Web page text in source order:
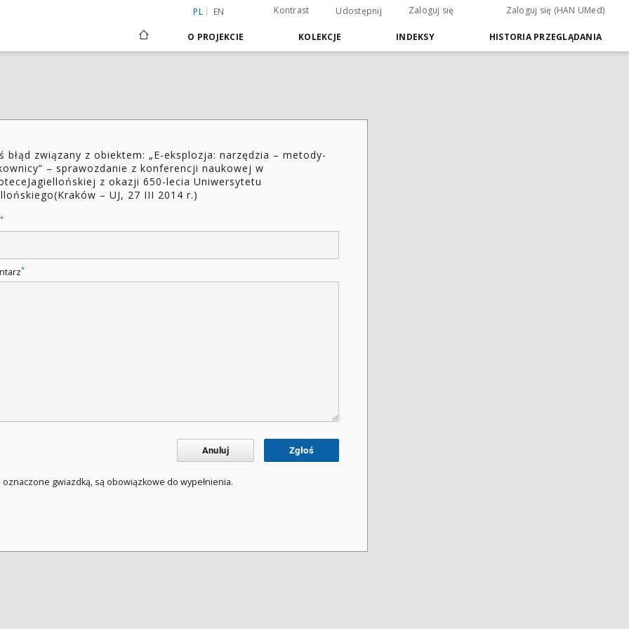
PL EN Kontrast Udostępnij Zaloguj się Zaloguj się (HAN UMed)
O PROJEKCIE KOLEKCJE INDEKSY HISTORIA PRZEGLĄDANIA
błąd związany z obiektem: „E-eksplozja: narzędzia – metody-
– sprawozdanie z konferencji naukowej w
z okazji 650-lecia Uniwersytetu
– UJ, 27 III 2014 r.)
*
*
Anuluj Zgłoś
oznaczone gwiazdką, są obowiązkowe do wypełnienia.